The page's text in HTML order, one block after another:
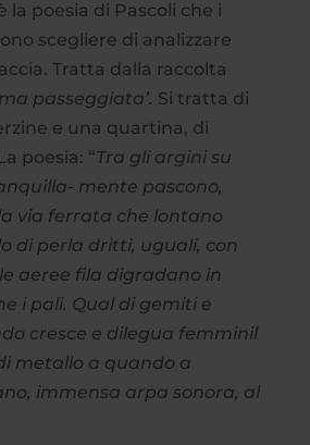
la poesia di Pascoli che i
scegliere di analizzare
Tratta dalla raccolta
passeggiata’. Si tratta di
e una quartina, di
poesia: “Tra gli argini su
mente pascono,
via ferrata che lontano
di perla dritti, uguali, con
aeree fila digradano in
i pali. Qual di gemiti e
cresce e dilegua femminil
metallo a quando a
immensa arpa sonora, al